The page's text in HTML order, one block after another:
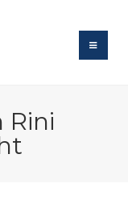
Rini